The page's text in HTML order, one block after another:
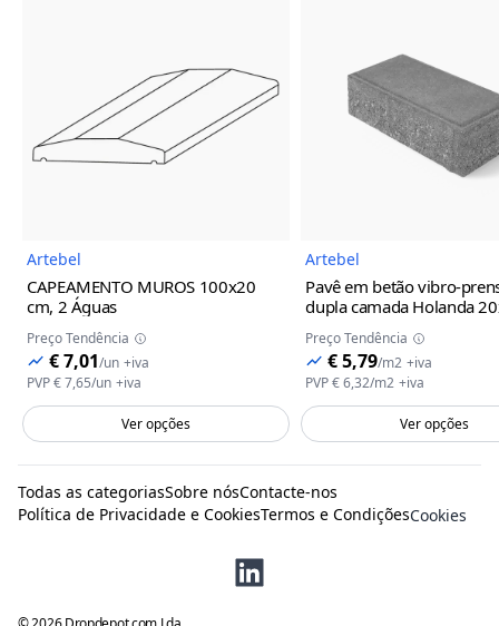
Imagem do Produto
Artebel
CAPEAMENTO MUROS 100x20
cm, 2 Águas
Preço Tendência
€ 7,01/un +iva
PVP€ 7,65/un +iva
Ver opções
Artebel
Pavê em betão vibro-
dupla camada Holanda
cm, C/ Bisel, Cinza
Preço Tendência
€ 5,79/m2 +iva
PVP€ 6,32/m2 +iva
Ver opções
Todas as categoriasSobre nósContacte-nos
Política de Privacidade e CookiesTermos e CondiçõesCookies